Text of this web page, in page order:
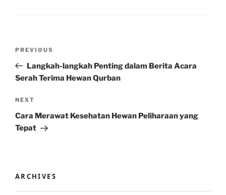
Previous
Post
PREVIOUS
Langkah-langkah Penting dalam Berita Acara
Serah Terima Hewan Qurban
Next
Post
NEXT
Cara Merawat Kesehatan Hewan Peliharaan yang
Tepat
ARCHIVES